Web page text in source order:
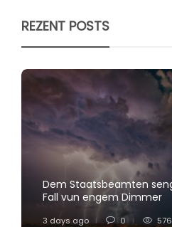
REZENT POSTS
Dem Staatsbeamten
Fall vun engem Dimmer
3 days ago 0 576